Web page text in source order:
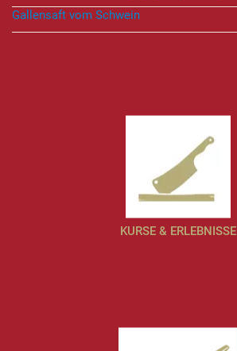
Gallensaft vom Schwein
KURSE & ERLEBNISSE